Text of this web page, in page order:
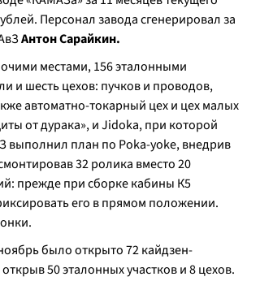
по внедрению улучшений.
штамповки ПРЗ
Равиль
кайдзен-предложений с
«затраты». Он получил диплом и 400
масла.Реальныйэкономический эффект
в номинации «Лучшее кайдзен-предложение
для сборки автомобилей поколения
занял первое место в третьей группе в
получил диплом и приз в 100 тыс. рублей.
исследованиях стали S 600 МС для
рублей.
Персонал завода сгенерировал за
Антон Сарайкин.
местами, 156 эталонными
и шесть цехов: пучков и проводов,
автоматно-токарный цех и цех малых
от дурака», и Jidoka, при которой
выполнил план по Poka-yoke, внедрив
32 ролика вместо 20
прежде при сборке кабины К5
его в прямом положении.
было открыто 72 кайдзен-
50 эталонных участков и 8 цехов.